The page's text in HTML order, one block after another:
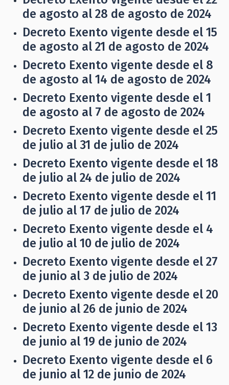
de agosto al 28 de agosto de 2024
Decreto Exento vigente desde el 15
de agosto al 21 de agosto de 2024
Decreto Exento vigente desde el 8
de agosto al 14 de agosto de 2024
Decreto Exento vigente desde el 1
de agosto al 7 de agosto de 2024
Decreto Exento vigente desde el 25
de julio al 31 de julio de 2024
Decreto Exento vigente desde el 18
de julio al 24 de julio de 2024
Decreto Exento vigente desde el 11
de julio al 17 de julio de 2024
Decreto Exento vigente desde el 4
de julio al 10 de julio de 2024
Decreto Exento vigente desde el 27
de junio al 3 de julio de 2024
Decreto Exento vigente desde el 20
de junio al 26 de junio de 2024
Decreto Exento vigente desde el 13
de junio al 19 de junio de 2024
Decreto Exento vigente desde el 6
de junio al 12 de junio de 2024